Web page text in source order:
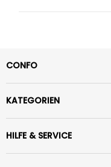
CONFO
KATEGORIEN
HILFE & SERVICE